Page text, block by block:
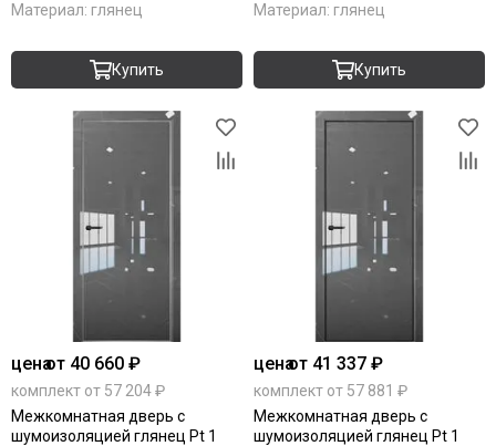
Материал: глянец
Купить
Материал: глянец
Купить
ценаот 40 660 ₽
комплект от 57 204 ₽
Межкомнатная дверь с
шумоизоляцией глянец Pt 1
ценаот 41 337 ₽
комплект от 57 881 ₽
Межкомнатная дверь с
шумоизоляцией глянец Pt 1